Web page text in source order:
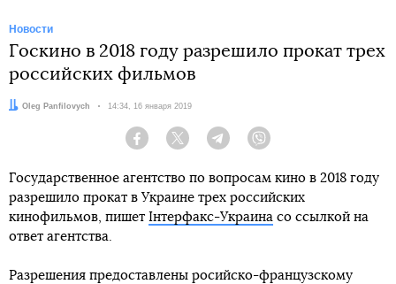
Новости
Госкино в 2018 году разрешило прокат трех
российских фильмов
Автор:
Oleg Panfilovych Дата:
14:34, 16 января 2019
Facebook Twitter Telegram
Государственное агентство по вопросам кино в 2018 году
разрешило прокат в Украине трех российских
кинофильмов, пишет Інтерфакс-Украина со ссылкой на
ответ агентства.
Разрешения предоставлены росийско-французскому